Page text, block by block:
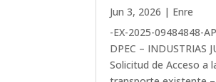
Jun 3, 2026 | Enre
-EX-2025-09484848-
DPEC – INDUSTRIAS
Solicitud de Acceso a